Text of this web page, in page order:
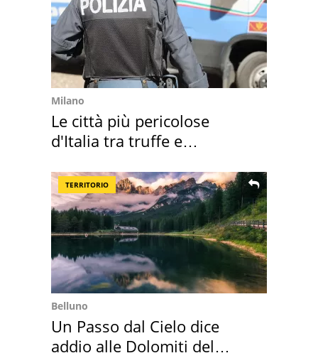
Milano
Le città più pericolose
d'Italia tra truffe e
TERRITORIO
Belluno
Un Passo dal Cielo dice
addio alle Dolomiti del